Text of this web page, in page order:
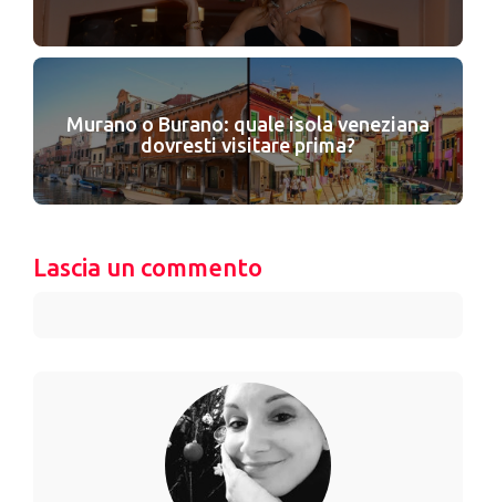
Murano o Burano: quale isola veneziana
dovresti visitare prima?
Lascia un commento